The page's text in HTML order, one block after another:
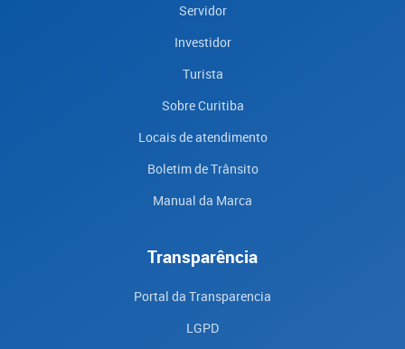
Servidor
Investidor
Turista
Sobre Curitiba
Locais de atendimento
Boletim de Trânsito
Manual da Marca
Transparência
Portal da Transparencia
LGPD